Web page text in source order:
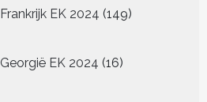
Frankrijk EK 2024 149149
Georgië EK 2024 16
producten